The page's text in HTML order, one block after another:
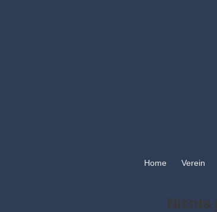
Home Verein
Nichts